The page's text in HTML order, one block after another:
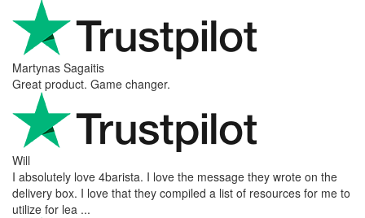
Martynas Sagaitis
Great product. Game changer.
Will
I absolutely love 4barista. I love the message they wrote on the
delivery box. I love that they compiled a list of resources for me to
utilize for lea ...